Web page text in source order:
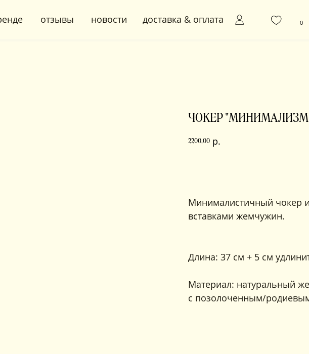
доставка & оплата
новости
отзывы + 7 (916) 958-
ЧОКЕР
2200,00 р.
Минималистичный чокер
вставками жемчужин.
Длина: 37 см + 5 см
Материал: натуральный
с позолоченным/